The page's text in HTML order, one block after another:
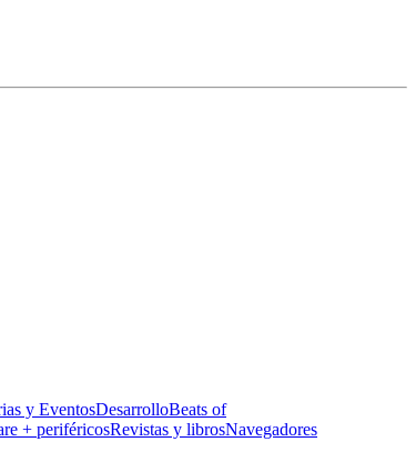
y EventosDesarrolloBeats of
+ periféricosRevistas y librosNavegadores